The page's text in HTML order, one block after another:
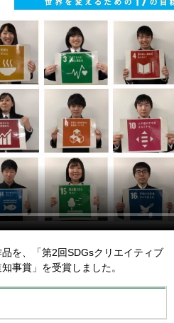
を、「第2回SDGsクリエイティブ
事賞」を受賞しました。